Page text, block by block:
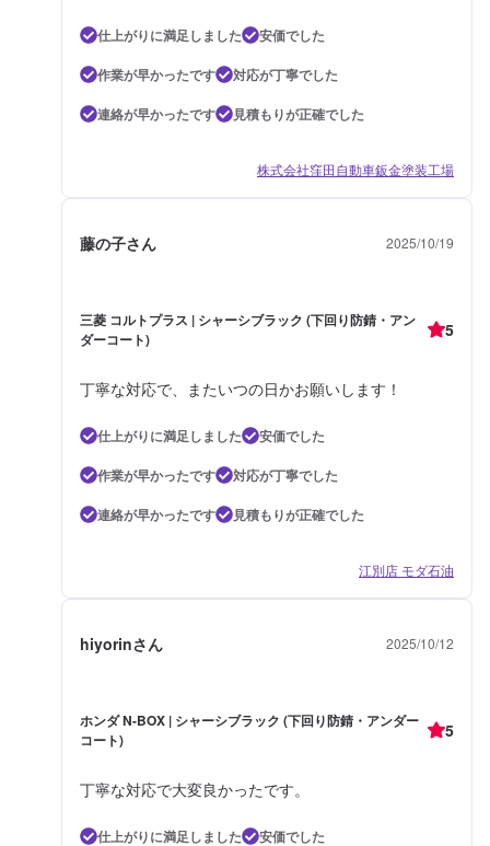
仕上がりに満足しました
安価でした
作業が早かったです
対応が丁寧でした
連絡が早かったです
見積もりが正確でした
株式会社窪田自動車鈑金塗装工場
藤の子さん 2025/10/19
三菱 コルトプラス | シャーシブラック (下回り防錆・アン
ダーコート)
5
丁寧な対応で、またいつの日かお願いします！
仕上がりに満足しました
安価でした
作業が早かったです
対応が丁寧でした
連絡が早かったです
見積もりが正確でした
江別店 モダ石油
hiyorinさん 2025/10/12
ホンダ N-BOX | シャーシブラック (下回り防錆・アンダー
コート)
5
丁寧な対応で大変良かったです。
仕上がりに満足しました 安価でした